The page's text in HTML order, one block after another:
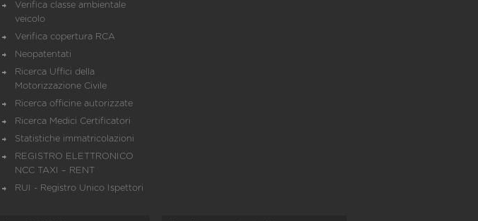
Verifica classe ambientale
veicolo
Verifica copertura RCA
Neopatentati
Ricerca Uffici della
Motorizzazione Civile
Ricerca officine autorizzate
Ricerca Medici Certificatori
Statistiche immatricolazioni
REGISTRO ELETTRONICO
NCC TAXI – RENT
RUI - Registro Unico Ispettori